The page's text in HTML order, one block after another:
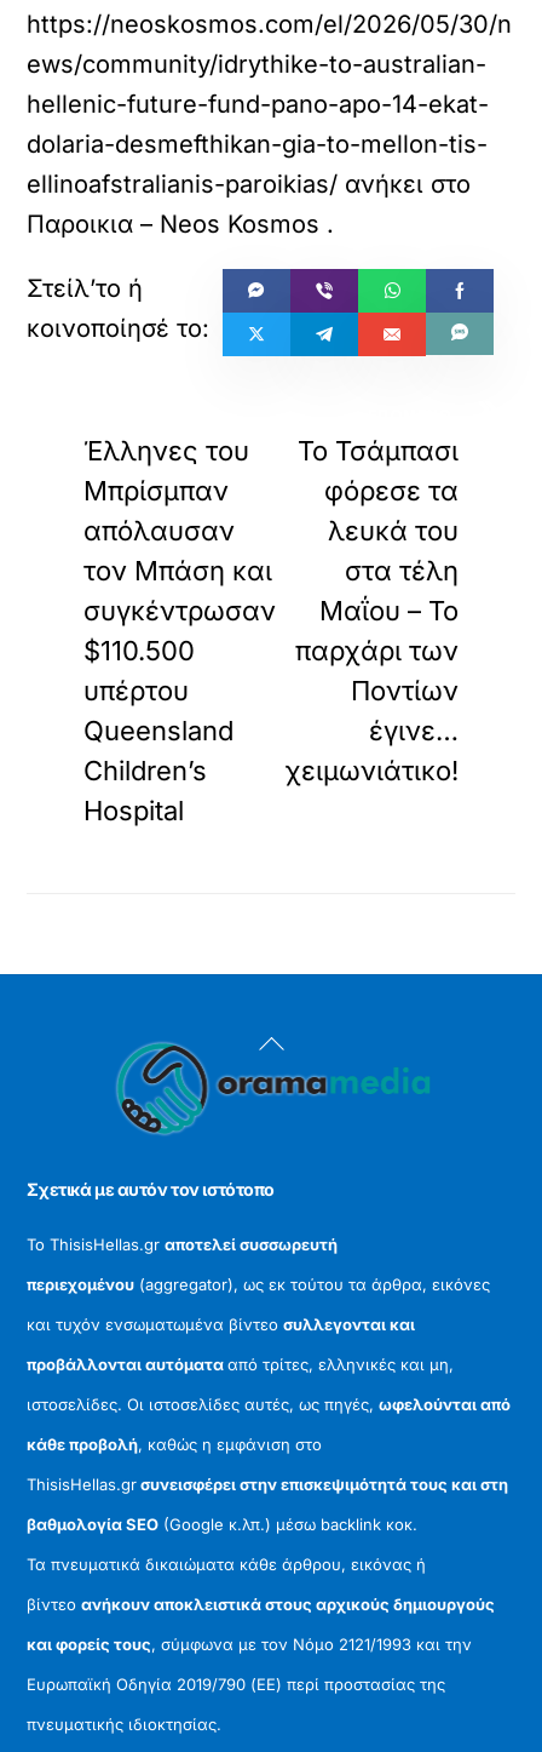
https://neoskosmos.com/el/2026/05/30/n
ews/community/idrythike-to-australian-
hellenic-future-fund-pano-apo-14-ekat-
dolaria-desmefthikan-gia-to-mellon-tis-
ellinoafstralianis-paroikias/ ανήκει στο
Παροικια – Neos Kosmos .
Έλληνες του
Μπρίσμπαν
απόλαυσαν
τον Μπάση και
συγκέντρωσαν
$110.500
υπέρτου
Queensland
Children’s
Hospital
Το Τσάμπασι
φόρεσε τα
λευκά του
στα τέλη
Μαΐου – Το
παρχάρι των
Ποντίων
έγινε…
χειμωνιάτικo!
Back
To
Σχετικά με αυτόν τον ιστότοπο
Το ThisisHellas.grαποτελεί συσσωρευτή
περιεχομένου (aggregator), ως εκ τούτου τα άρθρα, εικόνες
και τυχόν ενσωματωμένα βίντεοσυλλεγονται και
προβάλλονται αυτόματααπό τρίτες, ελληνικές και μη,
ιστοσελίδες. Οι ιστοσελίδες αυτές, ως πηγές,ωφελούνται από
κάθε προβολή, καθώς η εμφάνιση στο
ThisisHellas.grσυνεισφέρει στην επισκεψιμότητά τους και στη
βαθμολογία SEO (Google κ.λπ.) μέσω backlink κοκ.
Τα πνευματικά δικαιώματα κάθε άρθρου, εικόνας ή
βίντεοανήκουν αποκλειστικά στους αρχικούς δημιουργούς
και φορείς τους, σύμφωνα με τον Νόμο 2121/1993 και την
Ευρωπαϊκή Οδηγία 2019/790 (ΕΕ) περί προστασίας της
πνευματικής ιδιοκτησίας.